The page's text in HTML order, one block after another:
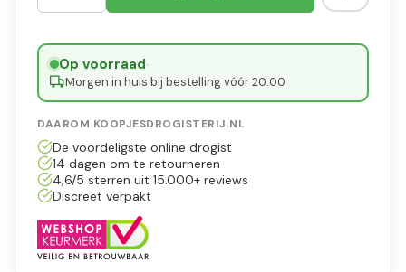
Op voorraad·
Morgen in huis bij bestelling vóór 20:00
DAAROM KOOPJESDROGISTERIJ.NL
De voordeligste online drogist
14 dagen om te retourneren
4,6/5 sterren uit 15.000+ reviews
Discreet verpakt